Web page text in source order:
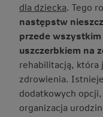
dla dziecka. Tego
następstw
przede
uszczerbkiem na
rehabilitacją, która
zdrowienia.
dodatkowych
organizacja